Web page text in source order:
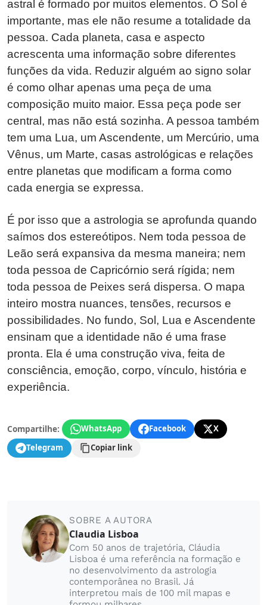
astral é formado por muitos elementos. O Sol é
importante, mas ele não resume a totalidade da
pessoa. Cada planeta, casa e aspecto
acrescenta uma informação sobre diferentes
funções da vida. Reduzir alguém ao signo solar
é como olhar apenas uma peça de uma
composição muito maior. Essa peça pode ser
central, mas não está sozinha. A pessoa também
tem uma Lua, um Ascendente, um Mercúrio, uma
Vênus, um Marte, casas astrológicas e relações
entre planetas que modificam a forma como
cada energia se expressa.
É por isso que a astrologia se aprofunda quando
saímos dos estereótipos. Nem toda pessoa de
Leão será expansiva da mesma maneira; nem
toda pessoa de Capricórnio será rígida; nem
toda pessoa de Peixes será dispersa. O mapa
inteiro mostra nuances, tensões, recursos e
possibilidades. No fundo, Sol, Lua e Ascendente
ensinam que a identidade não é uma frase
pronta. Ela é uma construção viva, feita de
consciência, emoção, corpo, vínculo, história e
experiência.
Compartilhe: WhatsApp Facebook
X
Telegram
Copiar link
SOBRE A AUTORA
Claudia Lisboa
Com 50 anos de trajetória, Cláudia
Lisboa é uma referência na formação e
no desenvolvimento da astrologia
contemporânea no Brasil. Já
interpretou mais de 100 mil mapas e